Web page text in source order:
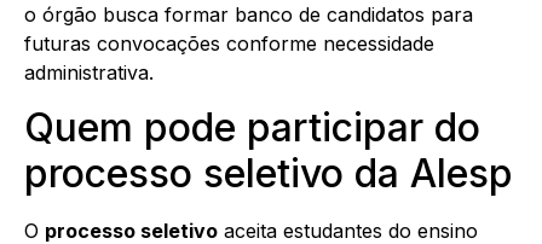
o órgão busca formar banco de candidatos para
futuras convocações conforme necessidade
administrativa.
Quem pode participar do
processo seletivo da Alesp
O processo seletivo aceita estudantes do ensino